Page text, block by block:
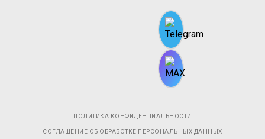
ПОЛИТИКА КОНФИДЕНЦИАЛЬНОСТИ
СОГЛАШЕНИЕ ОБ ОБРАБОТКЕ ПЕРСОНАЛЬНЫХ ДАННЫХ